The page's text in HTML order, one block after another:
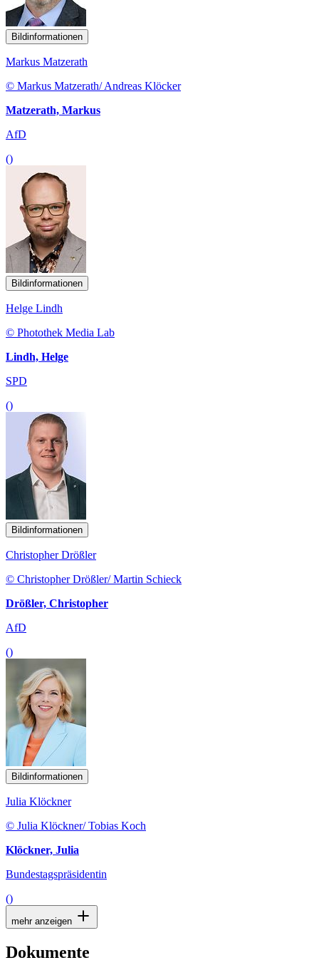
Bildinformationen
Markus Matzerath
© Markus Matzerath/ Andreas Klöcker
Matzerath, Markus
AfD
()
Bildinformationen
Helge Lindh
© Photothek Media Lab
Lindh, Helge
SPD
()
Bildinformationen
Christopher Drößler
© Christopher Drößler/ Martin Schieck
Drößler, Christopher
AfD
()
Bildinformationen
Julia Klöckner
© Julia Klöckner/ Tobias Koch
Klöckner, Julia
Bundestagspräsidentin
()
mehr anzeigen
Dokumente